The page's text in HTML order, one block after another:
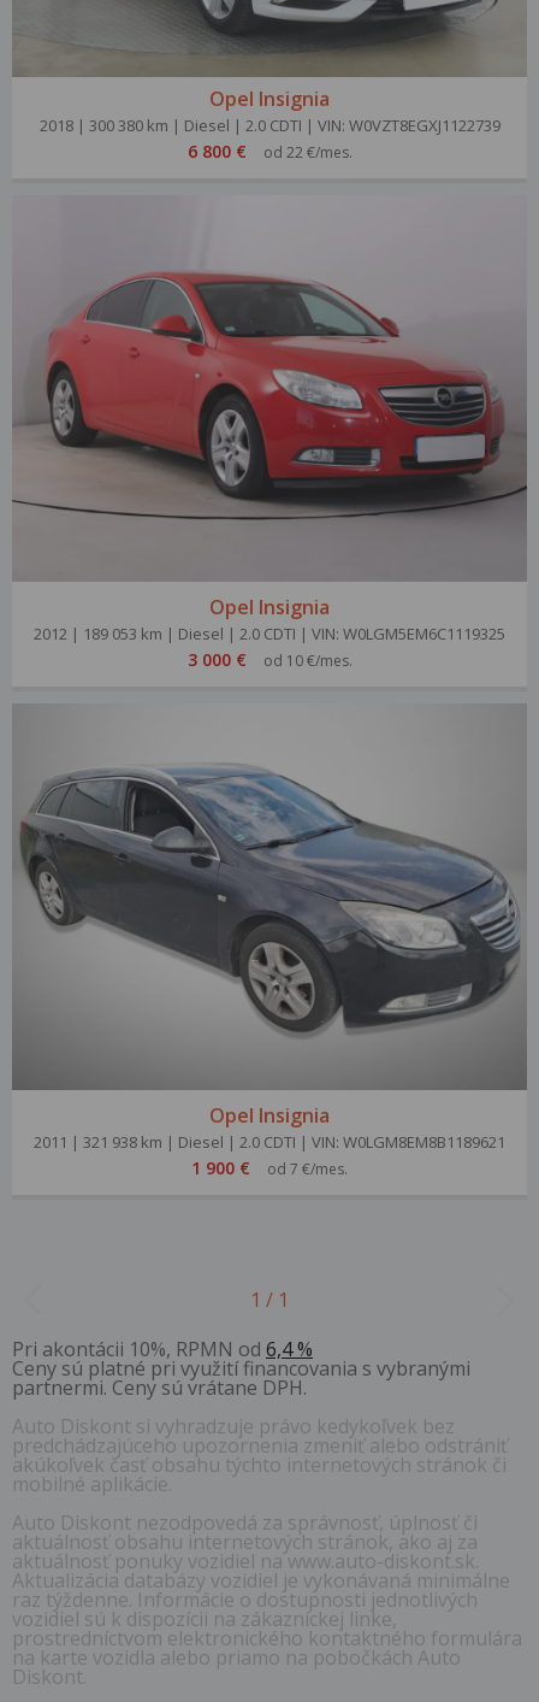
Opel Insignia
2018 | 300 380 km | Diesel | 2.0 CDTI | VIN: W0VZT8EGXJ1122739
6 800 € od 22 €/mes.
Opel Insignia
2012 | 189 053 km | Diesel | 2.0 CDTI | VIN: W0LGM5EM6C1119325
3 000 € od 10 €/mes.
Opel Insignia
2011 | 321 938 km | Diesel | 2.0 CDTI | VIN: W0LGM8EM8B1189621
1 900 € od 7 €/mes.
1 / 1
Pri akontácii 10%, RPMN od 6,4 %
Ceny sú platné pri využití financovania s vybranými
partnermi. Ceny sú vrátane DPH.
Auto Diskont si vyhradzuje právo kedykoľvek bez
predchádzajúceho upozornenia zmeniť alebo odstrániť
akúkoľvek časť obsahu týchto internetových stránok či
mobilné aplikácie.
Auto Diskont nezodpovedá za správnosť, úplnosť či
aktuálnosť obsahu internetových stránok, ako aj za
aktuálnosť ponuky vozidiel na www.auto-diskont.sk.
Aktualizácia databázy vozidiel je vykonávaná minimálne
raz týždenne. Informácie o dostupnosti jednotlivých
vozidiel sú k dispozícii na zákazníckej linke,
prostredníctvom elektronického kontaktného formulára
na karte vozidla alebo priamo na pobočkách Auto
Diskont.